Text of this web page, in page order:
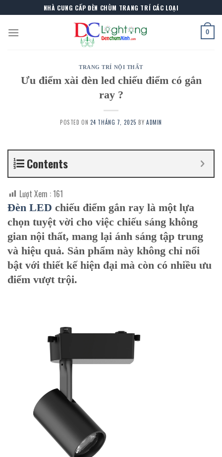
to
content
NHÀ CUNG CẤP ĐÈN CHÙM TRANG TRÍ CÁC LOẠI
0
TRANG TRÍ NỘI THẤT
Ưu điểm xài đèn led chiếu điểm có gắn
ray ?
POSTED ON 24 THÁNG 7, 2025 BY ADMIN
Contents
Lượt Xem :161
Đèn LED chiếu điểm gắn ray là một lựa
chọn tuyệt vời cho việc chiếu sáng không
gian nội thất, mang lại ánh sáng tập trung
và hiệu quả. Sản phẩm này không chỉ nổi
bật với thiết kế hiện đại mà còn có nhiều ưu
điểm vượt trội.